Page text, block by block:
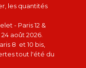
les quantités
- Paris 12 &
août 2026.
8 et 10 bis,
tout l'été du